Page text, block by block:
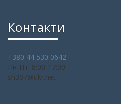
Контакти
+380 44 530 0642
Пн-Пт: 8:00-17:00
sh307@ukr.net